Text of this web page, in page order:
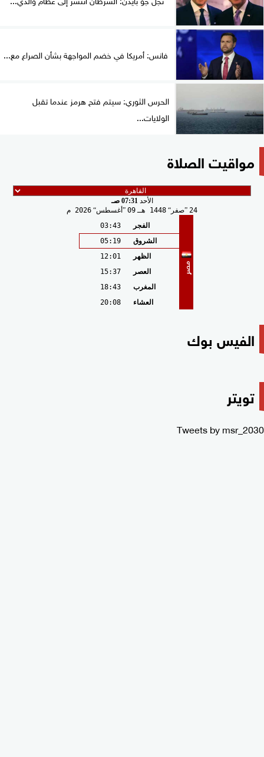
فانس: أمريكا في خضم المواجهة بشأن الصراع مع...
الحرس الثوري: سيتم فتح هرمز عندما تقبل
الولايات...
مواقيت الصلاة
الأحد07:31 صـ
24 صفر 1448 هـ 09 أغسطس 2026 م
مصر
الفجر
03:43
الشروق
05:19
الظهر
12:01
العصر
15:37
المغرب
18:43
العشاء
20:08
الفيس بوك
تويتر
Tweets by msr_2030